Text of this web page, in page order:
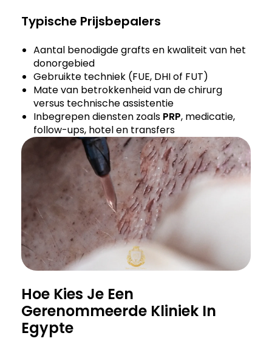
Typische Prijsbepalers
Aantal benodigde grafts en kwaliteit van het
donorgebied
Gebruikte techniek (FUE, DHI of FUT)
Mate van betrokkenheid van de chirurg
versus technische assistentie
Inbegrepen diensten zoals PRP, medicatie,
follow-ups, hotel en transfers
Hoe Kies Je Een
Gerenommeerde Kliniek In
Egypte